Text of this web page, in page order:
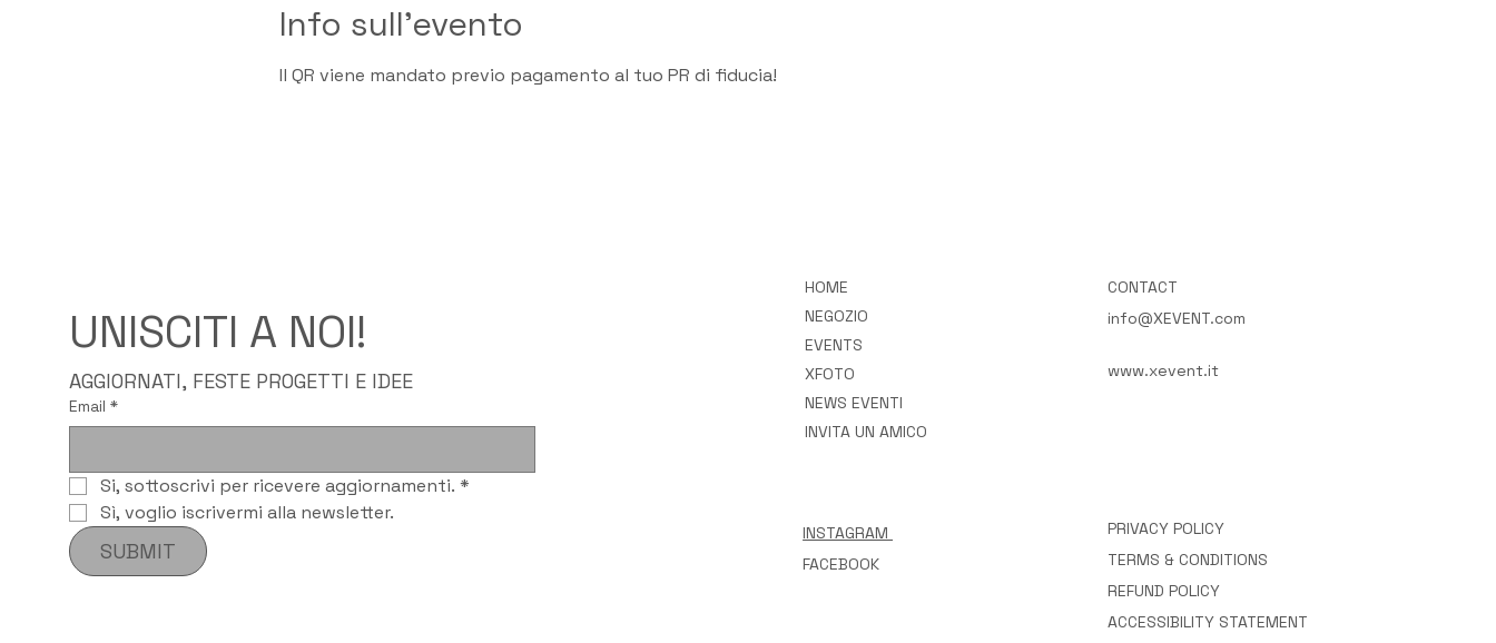
Info sull'evento
Il QR viene mandato previo pagamento al tuo PR di fiducia!
UNISCITI A NOI!
AGGIORNATI, FESTE PROGETTI E IDEE
Email *
Si, sottoscrivi per ricevere aggiornamenti. *
Sì, voglio iscrivermi alla newsletter.
SUBMIT
HOME
NEGOZIO
EVENTS
XFOTO
NEWS EVENTI
INVITA UN AMICO
INSTAGRAM
FACEBOOK
CONTACT
info@XEVENT.com
www.xevent.it
PRIVACY POLICY
TERMS & CONDITIONS
REFUND POLICY
ACCESSIBILITY STATEMENT